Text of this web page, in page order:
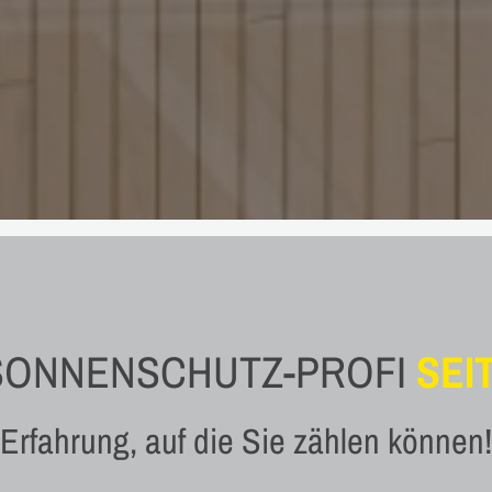
PROFI
Erfahrung, auf die Sie zählen können!